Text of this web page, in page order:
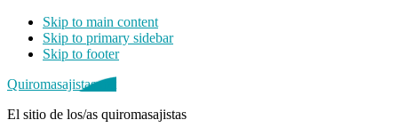
Skip to main content
Skip to primary sidebar
Skip to footer
Quiromasajistas.net
El sitio de los/as quiromasajistas